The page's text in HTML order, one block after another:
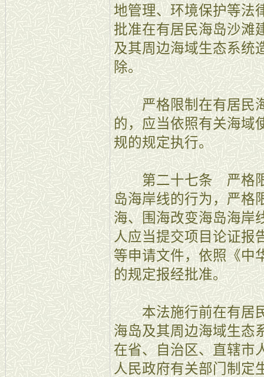
地管理、环境保护等法
批准在有居民海岛沙滩
及其周边海域生态系统
除。
严格限制在有居民海
的，应当依照有关海域
规的规定执行。
第二十七条 严格限
岛海岸线的行为，严格
海、围海改变海岛海岸
人应当提交项目论证报
等申请文件，依照《中
的规定报经批准。
本法施行前在有居民
海岛及其周边海域生态
在省、自治区、直辖市
人民政府有关部门制定